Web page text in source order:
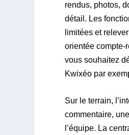
rendus, photos,
détail. Les
limitées et
orientée compte-
vous souhaitez
Kwixéo par
Sur le terrain,
commentaire,
l’équipe. La